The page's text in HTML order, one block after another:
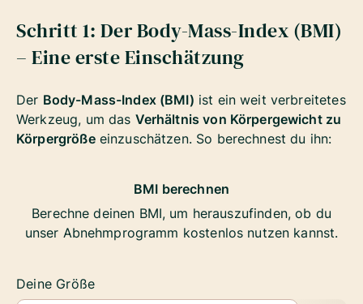
Schritt 1: Der Body-Mass-Index (BMI)
– Eine erste Einschätzung
Der Body-Mass-Index (BMI) ist ein weit verbreitetes
Werkzeug, um das Verhältnis von Körpergewicht zu
Körpergrößeeinzuschätzen. So berechnest du ihn:
BMI berechnen
Berechne deinen BMI, um herauszufinden, ob du
unser Abnehmprogramm kostenlos nutzen kannst.
Deine Größe